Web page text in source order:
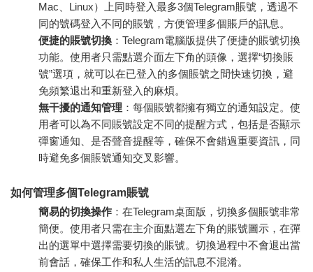
Mac、Linux）上同時登入最多3個Telegram賬號，透過不
同的號碼登入不同的賬號，方便管理多個賬戶的訊息。
便捷的賬號切換 ：Telegram電腦版提供了便捷的賬號切換
功能。使用者只需點選介面左下角的頭像，選擇“切換賬
號”選項，就可以在已登入的多個賬號之間快速切換，避
免頻繁退出和重新登入的麻煩。
無干擾的通知管理 ：每個賬號都擁有獨立的通知設定。使
用者可以為不同賬號設定不同的提醒方式，包括是否顯示
彈窗通知、是否聲音提醒等，確保不會錯過重要資訊，同
時避免多個賬號通知交叉影響。
如何管理多個Telegram賬號
簡易的切換操作 ：在Telegram桌面版，切換多個賬號非常
簡便。使用者只需在主介面點選左下角的賬號圖示，在彈
出的選單中選擇需要切換的賬號。切換過程中不會退出當
前會話，確保工作和私人生活的訊息不混淆。